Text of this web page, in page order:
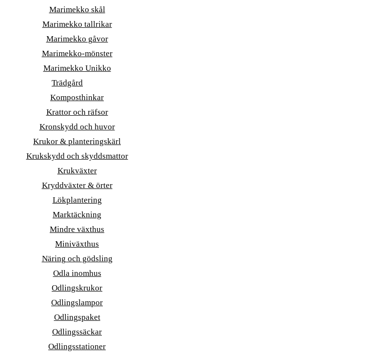
Marimekko skål
Marimekko tallrikar
Marimekko gåvor
Marimekko-mönster
Marimekko Unikko
Trädgård
Komposthinkar
Krattor och räfsor
Kronskydd och huvor
Krukor & planteringskärl
Krukskydd och skyddsmattor
Krukväxter
Kryddväxter & örter
Lökplantering
Marktäckning
Mindre växthus
Miniväxthus
Näring och gödsling
Odla inomhus
Odlingskrukor
Odlingslampor
Odlingspaket
Odlingssäckar
Odlingsstationer